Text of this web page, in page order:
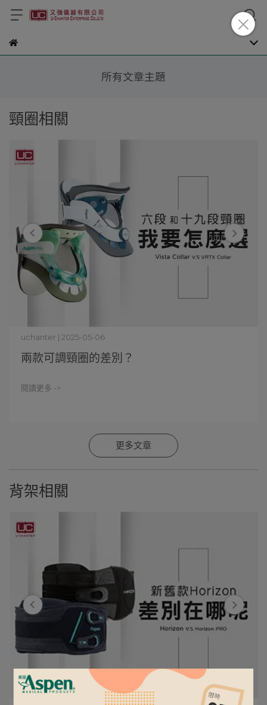
所有文章主題
頸圈相關
uchanter | 2025-05-06
兩款可調頸圈的差別？
閱讀更多 ->
更多文章
背架相關